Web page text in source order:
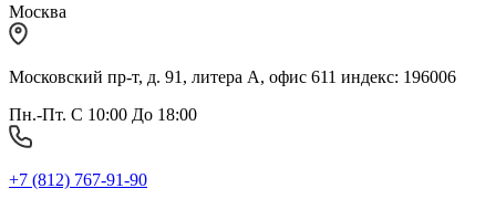
Москва
Московский пр-т, д. 91, литера А, офис 611 индекс: 196006
Пн.-Пт. С 10:00 До 18:00
+7 (812) 767-91-90